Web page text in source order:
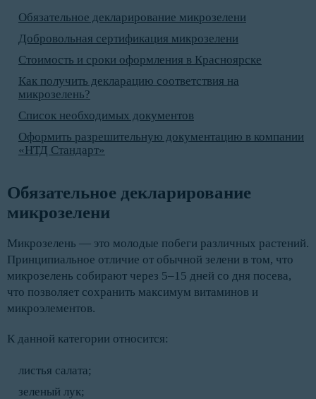
Обязательное декларирование микрозелени
Добровольная сертификация микрозелени
Стоимость и сроки оформления в Красноярске
Как получить декларацию соответствия на
микрозелень?
Список необходимых документов
Оформить разрешительную документацию в компании
«НТД Стандарт»
Обязательное декларирование
микрозелени
Микрозелень — это молодые побеги различных растений.
Принципиальное отличие от обычной зелени в том, что
микрозелень собирают через 5–15 дней со дня посева,
что позволяет сохранить максимум витаминов и
микроэлементов.
К данной категории относится:
листья салата;
зеленый лук;